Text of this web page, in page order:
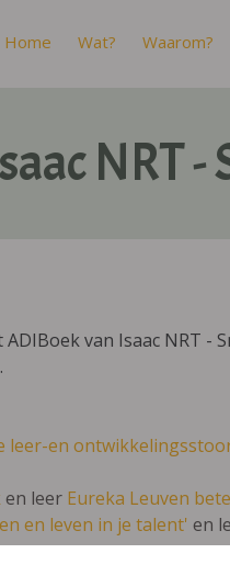
Home Wat? Waarom?
NRT
van Isaac NRT -
leer-en
en leer Eureka Leuven
en leven in je talent' en